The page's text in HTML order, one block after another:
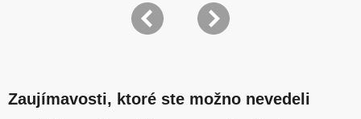
Zaujímavosti, ktoré ste možno nevedeli